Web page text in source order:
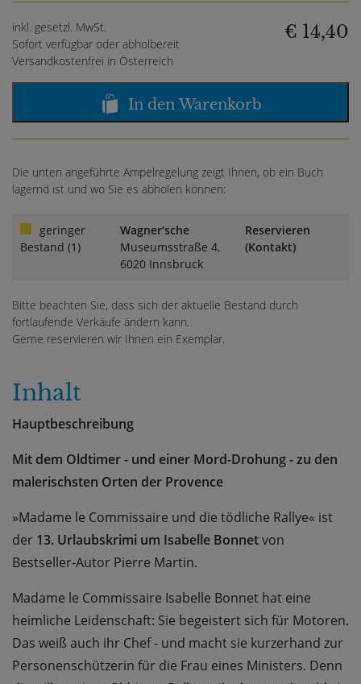
inkl. gesetzl. MwSt.
Sofort verfügbar oder abholbereit
Versandkostenfrei in Österreich
€ 14,40
In den Warenkorb
Die unten angeführte Ampelregelung zeigt Ihnen, ob ein Buch
lagernd ist und wo Sie es abholen können:
geringer
Bestand (1)
Wagner‘sche
Museumsstraße 4,
6020 Innsbruck
Reservieren
(Kontakt)
Bitte beachten Sie, dass sich der aktuelle Bestand durch
fortlaufende Verkäufe ändern kann.
Gerne reservieren wir Ihnen ein Exemplar.
Inhalt
Hauptbeschreibung
Mit dem Oldtimer - und einer Mord-Drohung - zu den
malerischsten Orten der Provence
»Madame le Commissaire und die tödliche Rallye« ist
der 13. Urlaubskrimi um Isabelle Bonnetvon
Bestseller-Autor Pierre Martin.
Madame le Commissaire Isabelle Bonnet hat eine
heimliche Leidenschaft: Sie begeistert sich für Motoren.
Das weiß auch ihr Chef - und macht sie kurzerhand zur
Personenschützerin für die Frau eines Ministers. Denn